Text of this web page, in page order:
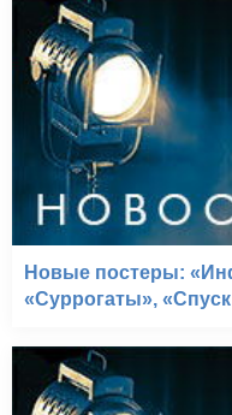
Новые постеры:
«Суррогаты»,